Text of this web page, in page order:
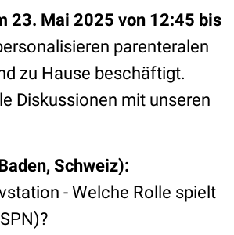
23. Mai 2025 von 12:45 bis
parenteralen
zu Hause beschäftigt.
Diskussionen mit unseren
Schweiz):
- Welche Rolle spielt